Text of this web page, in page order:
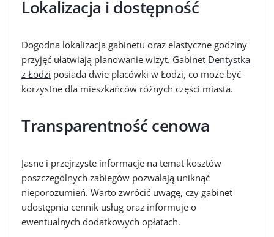
Lokalizacja i dostępność
Dogodna lokalizacja gabinetu oraz elastyczne godziny
przyjęć ułatwiają planowanie wizyt. Gabinet Dentystka
z Łodzi posiada dwie placówki w Łodzi, co może być
korzystne dla mieszkańców różnych części miasta.
Transparentność cenowa
Jasne i przejrzyste informacje na temat kosztów
poszczególnych zabiegów pozwalają uniknąć
nieporozumień. Warto zwrócić uwagę, czy gabinet
udostępnia cennik usług oraz informuje o
ewentualnych dodatkowych opłatach.